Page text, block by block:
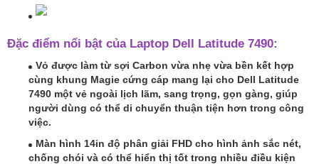
Đặc điểm nổi bật của Laptop Dell Latitude 7490:
Vỏ được làm từ sợi Carbon vừa nhẹ vừa bền kết hợp
cùng khung Magie cứng cáp mang lại cho Dell Latitude
7490 một vẻ ngoài lịch lãm, sang trọng, gọn gàng, giúp
người dùng có thể di chuyển thuận tiện hơn trong công
việc.
Màn hình 14in độ phân giải FHD cho hình ảnh sắc nét,
chống chói và có thể hiển thị tốt trong nhiều điều kiện